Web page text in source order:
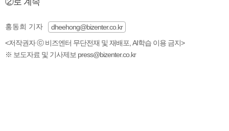
홍동희 기자
dheehong@bizenter.co.kr
<저작권자 ⓒ 비즈엔터 무단전재 및 재배포, AI학습 이용 금지>
※ 보도자료 및 기사제보 press@bizenter.co.kr